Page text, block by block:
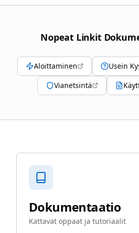
Nopeat Linkit
Aloittaminen
Usein
Vianetsintä
Dokumentaatio
Kattavat oppaat ja tutoriaalit